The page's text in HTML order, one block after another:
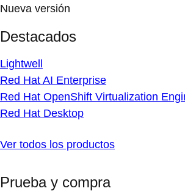
Nueva versión
Destacados
Lightwell
Red Hat AI Enterprise
Red Hat OpenShift Virtualization
Red Hat Desktop
Ver todos los productos
Prueba y compra